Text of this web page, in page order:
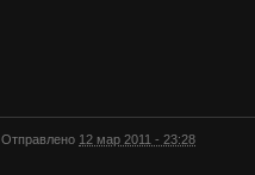
Отправлено 12 мар 2011 - 23:28